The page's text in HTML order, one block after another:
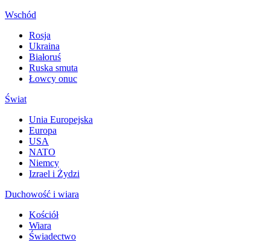
Wschód
Rosja
Ukraina
Białoruś
Ruska smuta
Łowcy onuc
Świat
Unia Europejska
Europa
USA
NATO
Niemcy
Izrael i Żydzi
Duchowość i wiara
Kościół
Wiara
Świadectwo